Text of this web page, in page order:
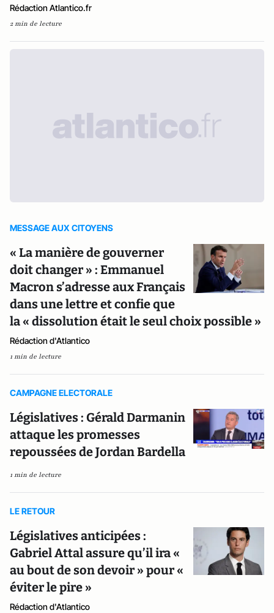
Rédaction Atlantico.fr
2 min de lecture
MESSAGE AUX CITOYENS
« La manière de gouverner
doit changer » : Emmanuel
Macron s’adresse aux Français
dans une lettre et confie que
la « dissolution était le seul choix possible »
Rédaction d'Atlantico
1 min de lecture
CAMPAGNE ELECTORALE
Législatives : Gérald Darmanin
attaque les promesses
repoussées de Jordan Bardella
1 min de lecture
LE RETOUR
Législatives anticipées :
Gabriel Attal assure qu’il ira «
au bout de son devoir » pour «
éviter le pire »
Rédaction d'Atlantico